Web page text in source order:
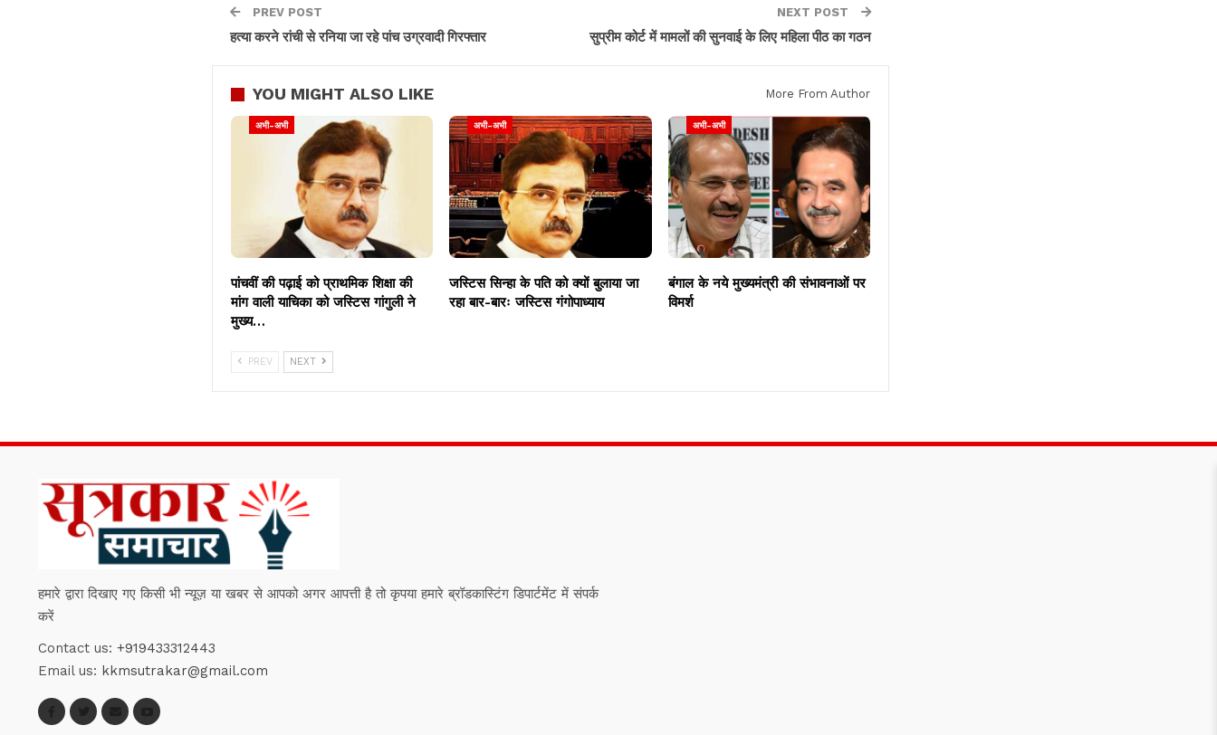
PREV POST
हत्या करने रांची से रनिया जा रहे पांच उग्रवादी गिरफ्तार
NEXT POST
सुप्रीम कोर्ट में मामलों की सुनवाई के लिए महिला पीठ का गठन
YOU MIGHT ALSO LIKE More From Author
अभी-अभी
पांचवीं की पढ़ाई को प्राथमिक शिक्षा की
मांग वाली याचिका को जस्टिस गांगुली ने
मुख्य…
अभी-अभी
जस्टिस सिन्हा के पति को क्यों बुलाया जा
रहा बार-बारः जस्टिस गंगोपाध्याय
अभी-अभी
बंगाल के नये मुख्यमंत्री की संभावनाओं पर
विमर्श
PREV NEXT
हमारे द्वारा दिखाए गए किसी भी न्यूज़ या खबर से आपको अगर आपत्ती है तो कृपया हमारे ब्रॉडकास्टिंग डिपार्टमेंट में संपर्क
करें
Contact us: +919433312443
Email us: kkmsutrakar@gmail.com